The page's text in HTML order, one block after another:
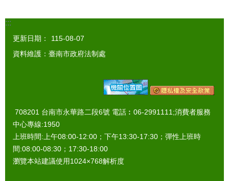
:::
更新日期：
115-08-07
資料維護：臺南市政府法制處
708201 台南市永華路二段6號 電話︰06-2991111;消費者服務
中心專線:1950
上班時間:上午08:00-12:00；下午13:30-17:30；彈性上班時
間:08:00-08:30；17:30-18:00
瀏覽本站建議使用1024×768解析度